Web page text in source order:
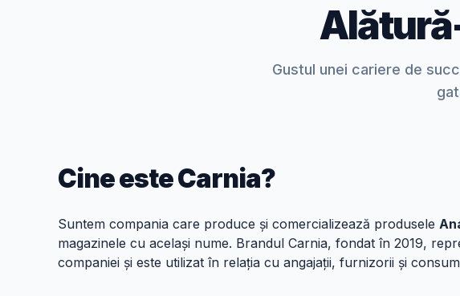
Gustul unei cariere de
Cine este Carnia?
Suntem compania care produce și comercializează produsele
magazinele cu același nume. Brandul Carnia, fondat în 2019,
companiei și este utilizat în relația cu angajații, furnizorii și